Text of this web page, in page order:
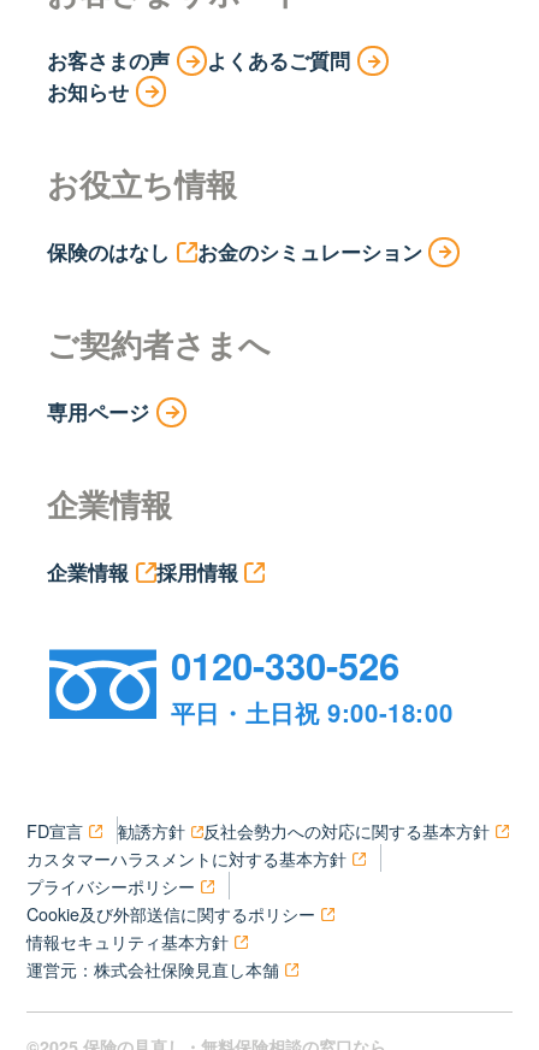
お客さまの声
よくあるご質問
お知らせ
お役立ち情報
保険のはなし お金のシミュレーション
ご契約者さまへ
専用ページ
企業情報
企業情報 採用情報
0120-330-526
平日・土日祝 9:00-18:00
FD宣言 勧誘方針
反社会勢力への対応に関する基本方針
カスタマーハラスメントに対する基本方針
プライバシーポリシー
Cookie及び外部送信に関するポリシー
情報セキュリティ基本方針
運営元：株式会社保険見直し本舗